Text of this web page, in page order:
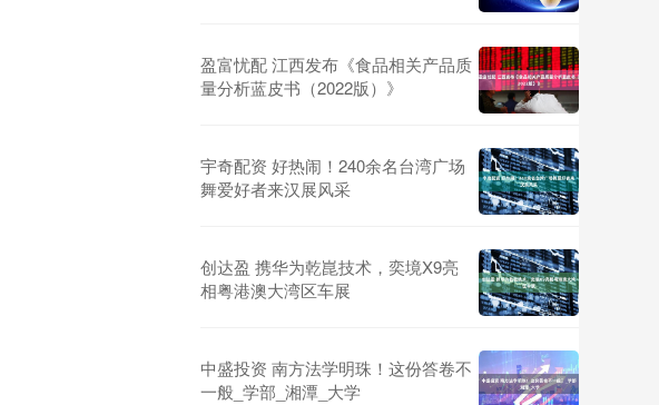
盈富忧配 江西发布《食品相关产品质
量分析蓝皮书（2022版）》
宇奇配资 好热闹！240余名台湾广场
舞爱好者来汉展风采
创达盈 携华为乾崑技术，奕境X9亮
相粤港澳大湾区车展
中盛投资 南方法学明珠！这份答卷不
一般️_学部_湘潭_大学